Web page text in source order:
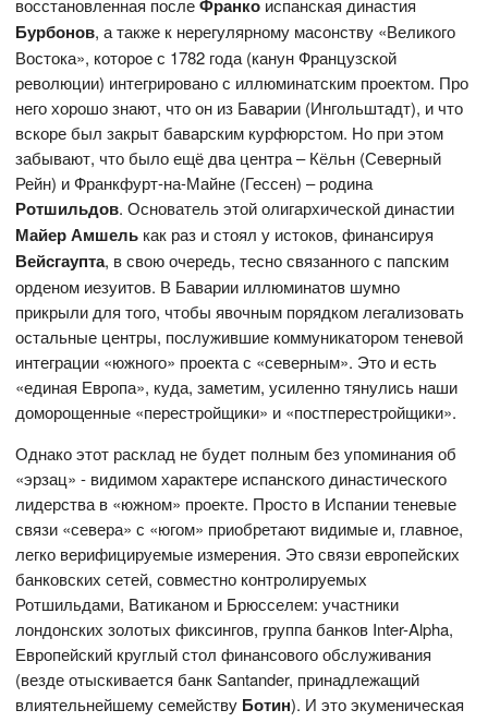
восстановленная послеФранко испанская династия
Бурбонов, а также к нерегулярному масонству «Великого
Востока», которое с 1782 года (канун Французской
революции) интегрировано с иллюминатским проектом. Про
него хорошо знают, что он из Баварии (Ингольштадт), и что
вскоре был закрыт баварским курфюрстом. Но при этом
забывают, что было ещё два центра – Кёльн (Северный
Рейн) и Франкфурт-на-Майне (Гессен) – родина
Ротшильдов. Основатель этой олигархической династии
Майер Амшель как раз и стоял у истоков, финансируя
Вейсгаупта, в свою очередь, тесно связанного с папским
орденом иезуитов. В Баварии иллюминатов шумно
прикрыли для того, чтобы явочным порядком легализовать
остальные центры, послужившие коммуникатором теневой
интеграции «южного» проекта с «северным». Это и есть
«единая Европа», куда, заметим, усиленно тянулись наши
доморощенные «перестройщики» и «постперестройщики».
Однако этот расклад не будет полным без упоминания об
«эрзац» - видимом характере испанского династического
лидерства в «южном» проекте. Просто в Испании теневые
связи «севера» с «югом» приобретают видимые и, главное,
легко верифицируемые измерения. Это связи европейских
банковских сетей, совместно контролируемых
Ротшильдами, Ватиканом и Брюсселем: участники
лондонских золотых фиксингов, группа банков Inter-Alpha,
Европейский круглый стол финансового обслуживания
(везде отыскивается банк Santander, принадлежащий
влиятельнейшему семейству Ботин). И это экуменическая